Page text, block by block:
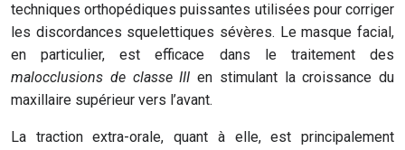
techniques orthopédiques puissantes utilisées pour corriger
les discordances squelettiques sévères. Le masque facial,
en particulier, est efficace dans le traitement des
malocclusions de classe III en stimulant la croissance du
maxillaire supérieur vers l’avant.
La traction extra-orale, quant à elle, est principalement